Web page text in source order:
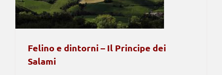
Felino e dintorni – Il Principe dei
Salami